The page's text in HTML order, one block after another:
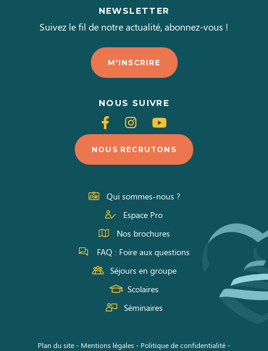
NEWSLETTER
Suivez le fil de notre actualité, abonnez-vous !
M'INSCRIRE
NOUS SUIVRE
Suivez-
nous
sur
Facebook
Suivez-
nous
sur
Instagram
Suivez-
nous
sur
Youtube
NOUS RECRUTONS
Qui sommes-nous ?
Espace Pro
Nos brochures
FAQ : Foire aux questions
Séjours en groupe
Scolaires
Séminaires
Plan du site- Mentions légales- Politique de confidentialité-